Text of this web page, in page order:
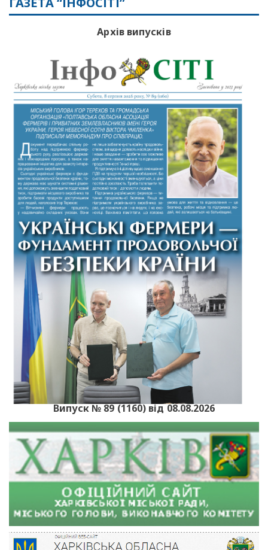
Архів випусків
Випуск № 89 (1160) від 08.08.2026